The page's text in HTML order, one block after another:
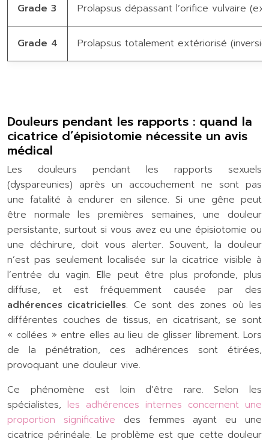
Grade 3 Prolapsus dépassant l’orifice vulvaire
Grade 4 Prolapsus totalement extériorisé
Douleurs pendant les rapports : quand la
cicatrice d’épisiotomie nécessite un avis
médical
Les douleurs pendant les rapports sexuels
(dyspareunies) après un accouchement ne sont pas
une fatalité à endurer en silence. Si une gêne peut
être normale les premières semaines, une douleur
persistante, surtout si vous avez eu une épisiotomie ou
une déchirure, doit vous alerter. Souvent, la douleur
n’est pas seulement localisée sur la cicatrice visible à
l’entrée du vagin. Elle peut être plus profonde, plus
diffuse, et est fréquemment causée par des
adhérences cicatricielles. Ce sont des zones où les
différentes couches de tissus, en cicatrisant, se sont
« collées » entre elles au lieu de glisser librement. Lors
de la pénétration, ces adhérences sont étirées,
provoquant une douleur vive.
Ce phénomène est loin d’être rare. Selon les
spécialistes, les adhérences internes concernent une
proportion significative des femmes ayant eu une
cicatrice périnéale. Le problème est que cette douleur